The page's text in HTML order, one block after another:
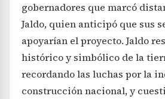
gobernadores que marcó
Jaldo, quien anticipó que sus
apoyarían el proyecto. Jaldo
histórico y simbólico de la
recordando las luchas por la
construcción nacional, y